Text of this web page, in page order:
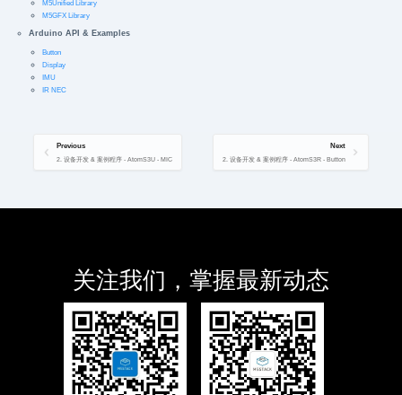
M5Unified Library
M5GFX Library
Arduino API & Examples
Button
Display
IMU
IR NEC
Previous
2. 设备开发 & 案例程序 - AtomS3U - MIC
Next
2. 设备开发 & 案例程序 - AtomS3R - Button
关注我们，掌握最新动态